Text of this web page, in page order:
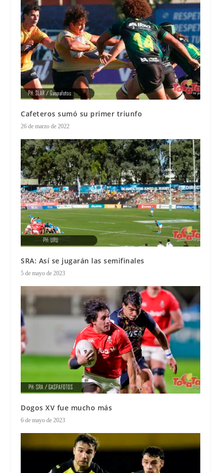
Cafeteros sumó su primer triunfo
26 de marzo de 2022
SRA: Así se jugarán las semifinales
5 de mayo de 2023
Dogos XV fue mucho más
6 de mayo de 2023